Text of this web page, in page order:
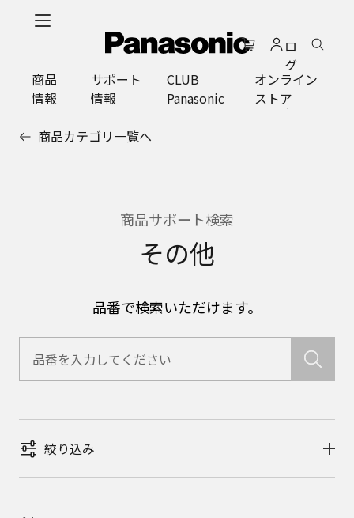
ロ
グ
イ
ン
商品
情報
サポート
情報
CLUB
Panasonic
オンライン
ストア
商品カテゴリ一覧へ
商品サポート検索
その他
品番で検索いただけます。
絞り込み